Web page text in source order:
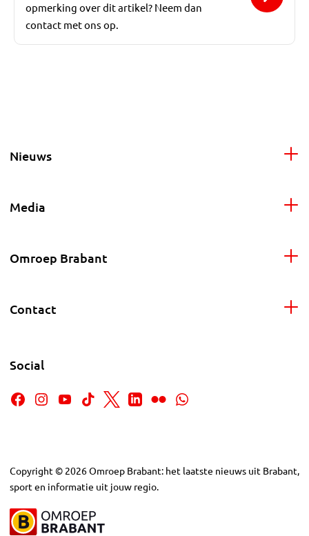
opmerking over dit artikel? Neem dan
contact met ons op.
Nieuws
Media
Omroep Brabant
Contact
Social
Copyright © 2026Omroep Brabant: het laatste nieuws uit Brabant,
sport en informatie uit jouw regio.